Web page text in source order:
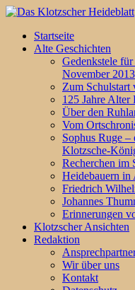
Startseite
Alte Geschichten
Gedenkstele
November
Zum Schulstart
125 Jahre
Über den
Vom
Sophus Ruge
Klotzsche-
Recherchen im
Heidebauern in
Friedrich
Johannes
Erinnerungen
Klotzscher Ansichten
Redaktion
Wir über uns
Kontakt